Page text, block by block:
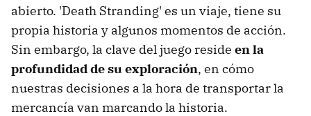
abierto. 'Death Stranding' es un viaje, tiene su
propia historia y algunos momentos de acción.
Sin embargo, la clave del juego reside en la
profundidad de su exploración, en cómo
nuestras decisiones a la hora de transportar la
mercancía van marcando la historia.